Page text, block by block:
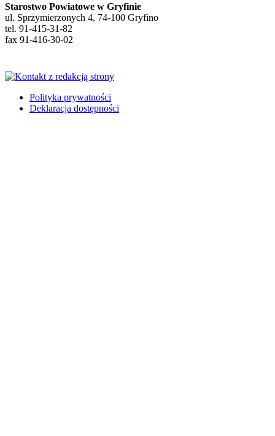
Starostwo Powiatowe w Gryfinie
ul. Sprzymierzonych 4, 74-100 Gryfino
tel. 91-415-31-82
fax 91-416-30-02
Polityka prywatności
Deklaracja dostępności